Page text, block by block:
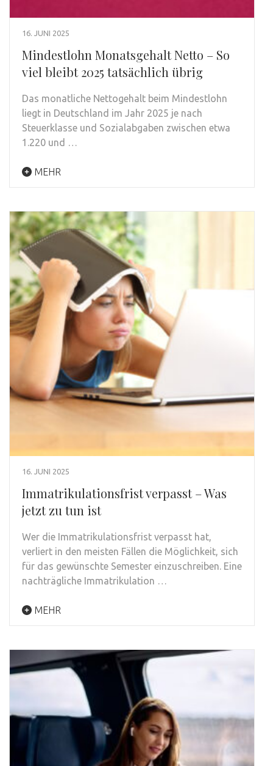
16. JUNI 2025
Mindestlohn Monatsgehalt Netto – So
viel bleibt 2025 tatsächlich übrig
Das monatliche Nettogehalt beim Mindestlohn
liegt in Deutschland im Jahr 2025 je nach
Steuerklasse und Sozialabgaben zwischen etwa
1.220 und …
MEHR
16. JUNI 2025
Immatrikulationsfrist verpasst – Was
jetzt zu tun ist
Wer die Immatrikulationsfrist verpasst hat,
verliert in den meisten Fällen die Möglichkeit, sich
für das gewünschte Semester einzuschreiben. Eine
nachträgliche Immatrikulation …
MEHR